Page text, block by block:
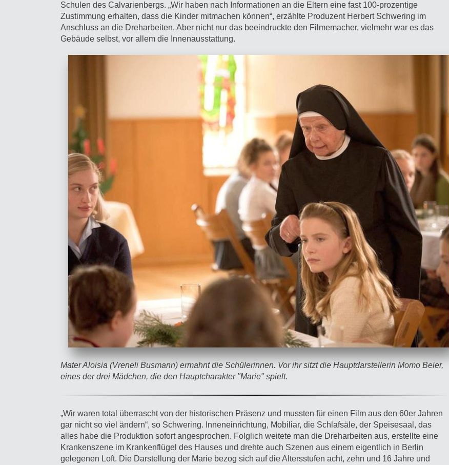
Schulen des Calvarienbergs. „Wir haben nach Informationen an die Eltern eine fast 100-prozentige
Zustimmung erhalten, dass die Kinder mitmachen können“, erzählte Produzent Herbert Schwering im
Anschluss an die Dreharbeiten. Aber nicht nur das beeindruckte den Filmemacher, vielmehr war es das
Gebäude selbst, vor allem die Innenausstattung.
Mater Aloisia (Vreneli Busmann) ermahnt die Schülerinnen. Vor ihr sitzt die Hauptdarstellerin Momo Beier,
eines der drei Mädchen, die den Hauptcharakter "Marie" spielt.
„Wir waren total überrascht von der historischen Präsenz und mussten für einen Film aus den 60er Jahren
gar nicht so viel ändern“, so Schwering. Inneneinrichtung, Mobiliar, die Schlafsäle, der Speisesaal, das
alles habe die Produktion sofort angesprochen. Folglich weitete man die Dreharbeiten aus, erstellte eine
Krankenszene im Krankenflügel des Hauses und drehte auch Szenen aus einem eigentlich in Berlin
gelegenen Loft. Die Darstellung der Marie bezog sich auf die Altersstufen acht, zehn und 16 Jahre und